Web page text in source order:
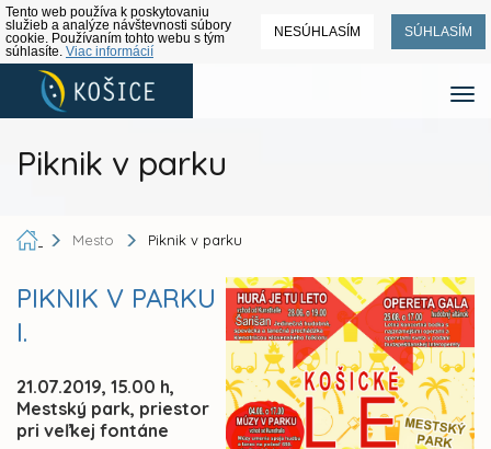
Tento web používa k poskytovaniu
služieb a analýze návštevnosti súbory
cookie. Používaním tohto webu s tým
súhlasíte. Viac informácií
NESÚHLASÍM SÚHLASÍM
Piknik v parku
Mesto Piknik v parku
PIKNIK V PARKU
I.
21.07.2019, 15.00 h,
Mestský park, priestor
pri veľkej fontáne